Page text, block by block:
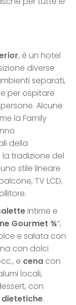
, è un hotel
diverse
separati,
per ospitare
Alcune
la Family
della
tradizione del
stile lineare
TV LCD,
intime e
Gourmet ¾”,
e salata con
con dolci
e cena con
locali,
con
.